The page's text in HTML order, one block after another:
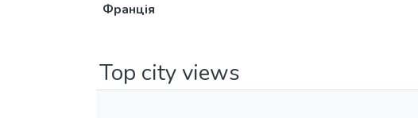
Франція
Top city views